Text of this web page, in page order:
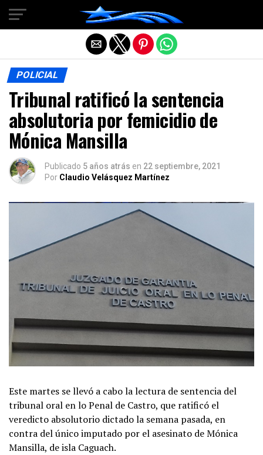
POLICIAL
Tribunal ratificó la sentencia
absolutoria por femicidio de
Mónica Mansilla
Publicado 5 años atrás en 22 septiembre, 2021
Por Claudio Velásquez Martínez
Este martes se llevó a cabo la lectura de sentencia del
tribunal oral en lo Penal de Castro, que ratificó el
veredicto absolutorio dictado la semana pasada, en
contra del único imputado por el asesinato de Mónica
Mansilla, de isla Caguach.
Salir de la versión móvil